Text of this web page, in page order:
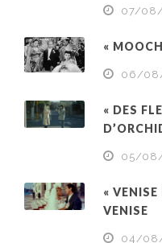
07/
«
06/
« DES
05/
«
VENISE
04/